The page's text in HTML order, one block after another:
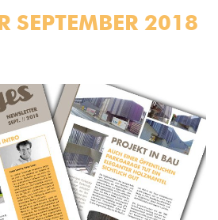
SEPTEMBER 2018